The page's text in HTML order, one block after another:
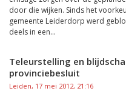
door die wijken. Sinds het
gemeente Leiderdorp werd
deels in een...
Teleurstelling en
provinciebesluit
Leiden, 17 mei 2012, 21:16